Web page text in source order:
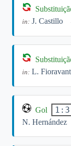
in: J. Castillo
in: L.
Gol 1:3
N. Hernández